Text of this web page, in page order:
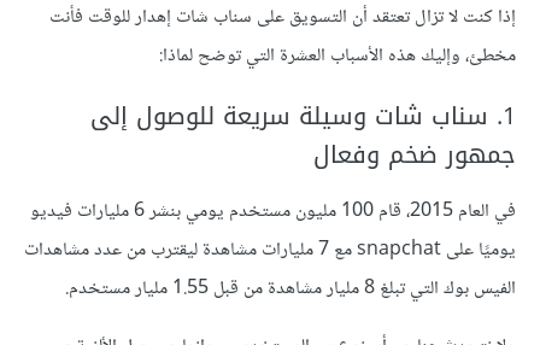
إذا كنت لا تزال تعتقد أن التسويق على سناب شات إهدار للوقت فأنت
مخطئ، وإليك هذه الأسباب العشرة التي توضح لماذا:
1. سناب شات وسيلة سريعة للوصول إلى
جمهور ضخم وفعال
في العام 2015، قام 100 مليون مستخدم يومي بنشر 6 مليارات فيديو
يوميًا على snapchat مع 7 مليارات مشاهدة ليقترب من عدد مشاهدات
الفيس بوك التي تبلغ 8 مليار مشاهدة من قبل 1.55 مليار مستخدم.